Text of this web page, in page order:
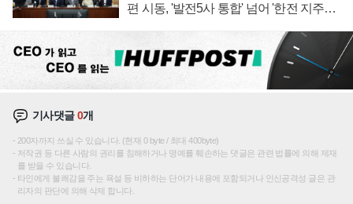
편 시동, '발전5사 통합' 넘어 '한전 지주사'
기사댓글0개
200자까지 쓰실 수 있습니다. (현재 0 byte / 최대 400byte)
저작권 등 다른 사람의 권리를 침해하거나 명예를 훼손하는 댓글은 관련 법률에 의해 제재
를 받을 수 있습니다.
타인에게 불쾌감을 주는 욕설 등 비하하는 단어가 내용에 포함되거나 인신공격성 글은 관
리자의 판단에 의해 삭제 합니다.